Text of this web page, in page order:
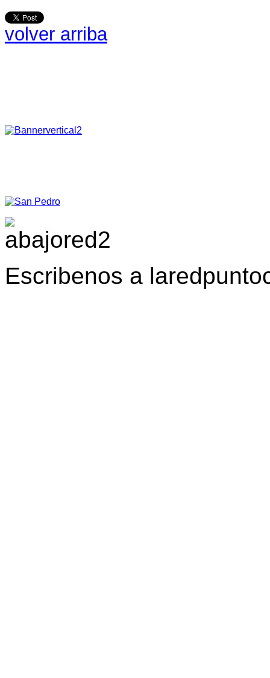
volver arriba
Escribenos a